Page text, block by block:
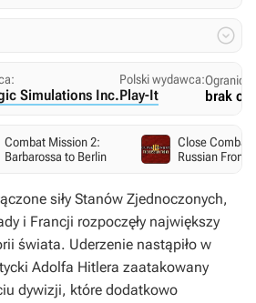

Simulations Inc.
Polski wydawca:
Play-It brak
Combat Mission 2:
Barbarossa to Berlin
Close Combat
Russian Front
siły Stanów Zjednoczonych,
i Francji rozpoczęły największy
świata. Uderzenie nastąpiło w
Adolfa Hitlera zaatakowany
dywizji, które dodatkowo